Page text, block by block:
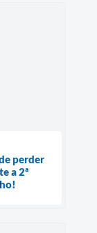
perder
a 2ª